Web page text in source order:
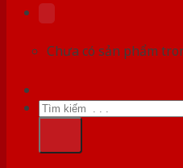
Chưa có sản phẩm
Tìm
kiếm: